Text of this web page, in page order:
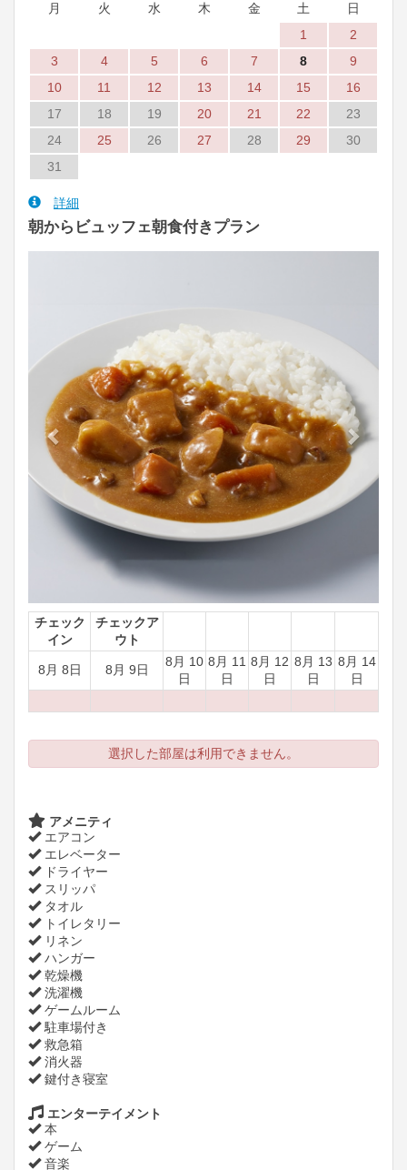
月
火 水 木 金 土
日
1
2
3
4 5 6 7 8
9
10
11 12 13 14 15
16
17
18 19 20 21 22
23
24
25 26 27 28 29
30
31
詳細
朝からビュッフェ朝食付きプラン
チェック
イン
チェックア
ウト
8月 8日 8月 9日
8月 10
日
8月 11
日
8月 12
日
8月 13
日
8月 14
日
選択した部屋は利用できません。
アメニティ
エアコン
エレベーター
ドライヤー
スリッパ
タオル
トイレタリー
リネン
ハンガー
乾燥機
洗濯機
ゲームルーム
駐車場付き
救急箱
消火器
鍵付き寝室
エンターテイメント
本
ゲーム
音楽